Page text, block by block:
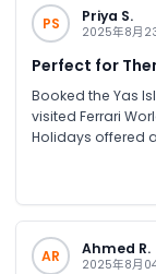
PS Priya S.
2025年8月
Perfect for
Booked the Yas
visited Ferrari
Holidays offered
AR Ahmed R.
2025年8月